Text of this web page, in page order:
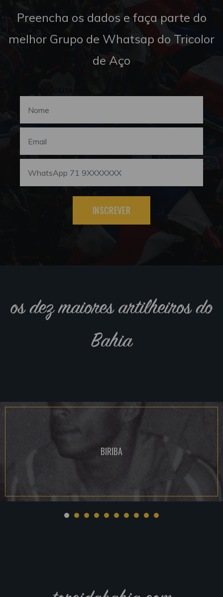
Preencha os dados e faça parte do
melhor Grupo de Whatsap do Tricolor
de Aço
INSCREVER
os dez maiores artilheiros do
Bahia
BIRIBA